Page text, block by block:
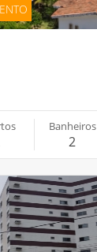
Banheiros
2